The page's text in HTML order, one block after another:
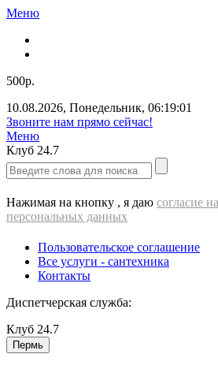
Меню
500р.
10.08.2026, Понедельник, 06:19:01
Звоните нам прямо сейчас!
Меню
Клуб 24.7
Нажимая на кнопку , я даю согласие
персональных данных
Пользовательское соглашение
Все услуги - cантехника
Контакты
Диспетчерская служба:
Клуб 24.7
Пермь